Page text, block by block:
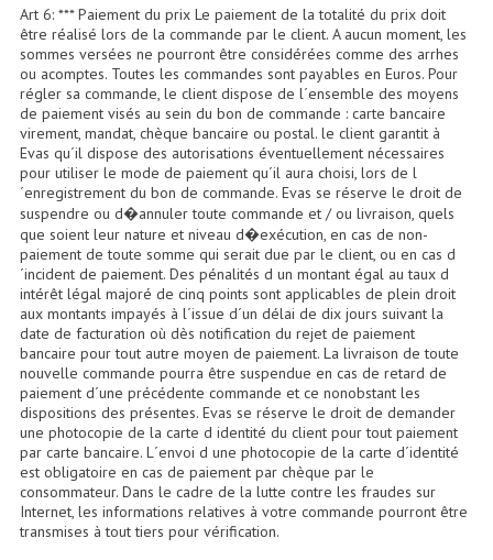
Moteurs Pavillons Pour Enceinte
Tweeters Pour Enceintes
Lecteurs Audio & Sources
Platines Disque Vinyles
Lecteurs Cd À Plats
Lecteurs Cd À Plats Lecteur MP3
Lecteurs Double Cd Mixage Intégrée
Lecteurs Double Cd MP3
Lecteurs Lasers Simple Et Mp3 (rack 19")
Minidisc
Digital Package Et Logiciel
Enregistreur Numérique
Art 6: *** Paiement du prix Le paiement de la totalité du prix doit
être réalisé lors de la commande par le client. A aucun moment, les
sommes versées ne pourront être considérées comme des arrhes
ou acomptes. Toutes les commandes sont payables en Euros. Pour
régler sa commande, le client dispose de l´ensemble des moyens
de paiement visés au sein du bon de commande : carte bancaire
virement, mandat, chèque bancaire ou postal. le client garantit à
Evas qu´il dispose des autorisations éventuellement nécessaires
pour utiliser le mode de paiement qu´il aura choisi, lors de l
´enregistrement du bon de commande. Evas se réserve le droit de
suspendre ou d�annuler toute commande et / ou livraison, quels
que soient leur nature et niveau d�exécution, en cas de non-
paiement de toute somme qui serait due par le client, ou en cas d
´incident de paiement. Des pénalités d un montant égal au taux d
intérêt légal majoré de cinq points sont applicables de plein droit
aux montants impayés à l´issue d´un délai de dix jours suivant la
date de facturation où dès notification du rejet de paiement
bancaire pour tout autre moyen de paiement. La livraison de toute
nouvelle commande pourra être suspendue en cas de retard de
paiement d´une précédente commande et ce nonobstant les
dispositions des présentes. Evas se réserve le droit de demander
une photocopie de la carte d identité du client pour tout paiement
par carte bancaire. L´envoi d une photocopie de la carte d´identité
est obligatoire en cas de paiement par chèque par le
consommateur. Dans le cadre de la lutte contre les fraudes sur
Internet, les informations relatives à votre commande pourront être
transmises à tout tiers pour vérification.